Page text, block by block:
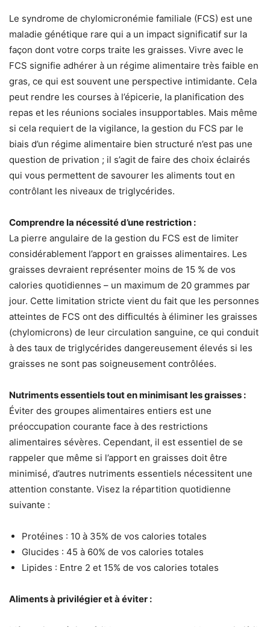
Le syndrome de chylomicronémie familiale (FCS) est une
maladie génétique rare qui a un impact significatif sur la
façon dont votre corps traite les graisses. Vivre avec le
FCS signifie adhérer à un régime alimentaire très faible en
gras, ce qui est souvent une perspective intimidante. Cela
peut rendre les courses à l’épicerie, la planification des
repas et les réunions sociales insupportables. Mais même
si cela requiert de la vigilance, la gestion du FCS par le
biais d’un régime alimentaire bien structuré n’est pas une
question de privation ; il s’agit de faire des choix éclairés
qui vous permettent de savourer les aliments tout en
contrôlant les niveaux de triglycérides.
Comprendre la nécessité d’une restriction :
La pierre angulaire de la gestion du FCS est de limiter
considérablement l’apport en graisses alimentaires. Les
graisses devraient représenter moins de 15 % de vos
calories quotidiennes – un maximum de 20 grammes par
jour. Cette limitation stricte vient du fait que les personnes
atteintes de FCS ont des difficultés à éliminer les graisses
(chylomicrons) de leur circulation sanguine, ce qui conduit
à des taux de triglycérides dangereusement élevés si les
graisses ne sont pas soigneusement contrôlées.
Nutriments essentiels tout en minimisant les graisses :
Éviter des groupes alimentaires entiers est une
préoccupation courante face à des restrictions
alimentaires sévères. Cependant, il est essentiel de se
rappeler que même si l’apport en graisses doit être
minimisé, d’autres nutriments essentiels nécessitent une
attention constante. Visez la répartition quotidienne
suivante :
Protéines : 10 à 35% de vos calories totales
Glucides : 45 à 60% de vos calories totales
Lipides : Entre 2 et 15% de vos calories totales
Aliments à privilégier et à éviter :